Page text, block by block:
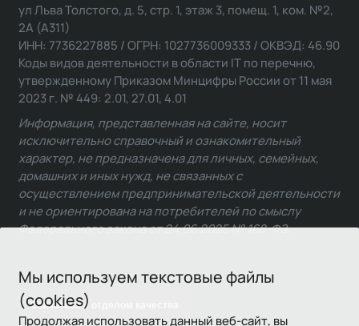
Мы используем текстовые файлы
(cookies)
Продолжая использовать данный веб-сайт, вы
Связаться с отделом качества
ул Льва Толстого, д. 5, стр. 1, этаж 3, помещ. 1, ком. №2,
2А (А311)
ИНН: 7736227885 / ОГРН: 1027736009333 / ОКВЭД: 46.90
Коды видов деятельности в области IT по перечню,
утвержденному Приказом Минцифры России от 11 мая
2023 г. № 449: 2.01, 27.01, 4.01
Информация, представленная на сайте, носит
исключительно справочный и ознакомительный
характер, не предназначена для личных, семейных,
домашних и иных нужд, не связанных с
осуществлением предпринимательской деятельности
и не ориентирована на потребителей по смыслу
Федерального закона от 24.06.2025 № 168-ФЗ.